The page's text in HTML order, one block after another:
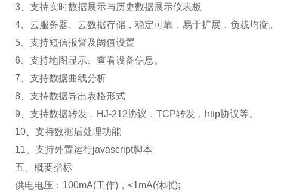
3、支持实时数据展示与历史数据展示仪表板
4、云服务器、云数据存储，稳定可靠，易于扩展，负载均衡。
5、支持短信报警及阈值设置
6、支持地图显示、查看设备信息。
7、支持数据曲线分析
8、支持数据导出表格形式
9、支持数据转发，HJ-212协议，TCP转发，http协议等。
10、支持数据后处理功能
11、支持外置运行javascript脚本
五、概要指标
供电电压：100mA(工作)，<1mA(休眠);